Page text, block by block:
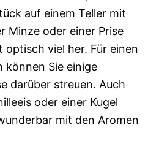
auf einem Teller mit
Minze oder einer Prise
viel her. Für einen
können Sie einige
darüber streuen. Auch
oder einer Kugel
mit den Aromen